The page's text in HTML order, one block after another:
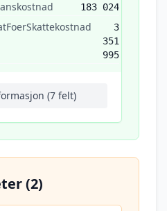
183 024
3
351
995
(7 felt)
(2)